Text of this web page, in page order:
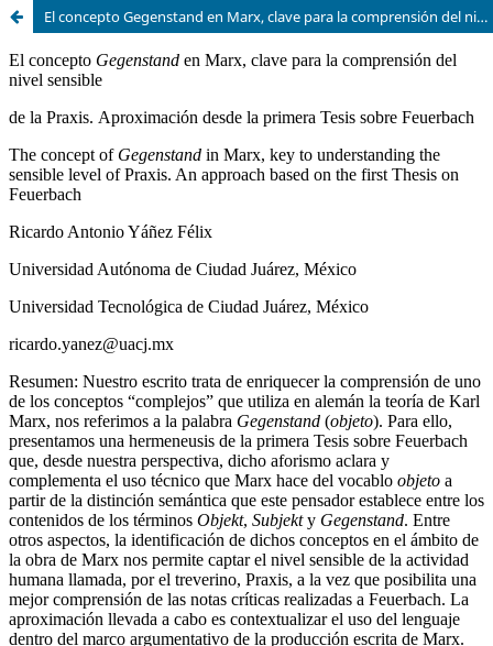
El concepto Gegenstand en Marx, clave para la comprensión del nivel sensible de la Praxis. Aproximación desde la primera Tesis sobre Feuerbach